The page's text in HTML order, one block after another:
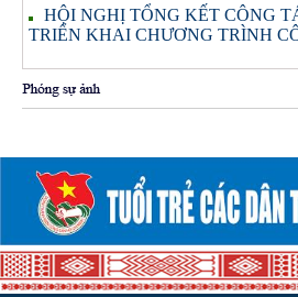
HỘI NGHỊ TỔNG KẾT CÔNG
TRIỂN KHAI CHƯƠNG TRÌNH